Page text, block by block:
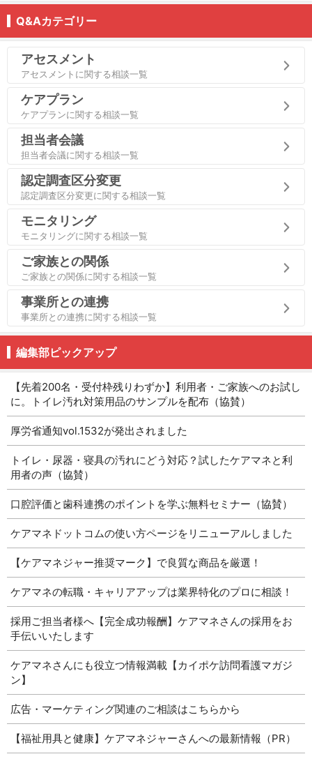
Q&Aカテゴリー
アセスメント
アセスメントに関する相談一覧
ケアプラン
ケアプランに関する相談一覧
担当者会議
担当者会議に関する相談一覧
認定調査区分変更
認定調査区分変更に関する相談一覧
モニタリング
モニタリングに関する相談一覧
ご家族との関係
ご家族との関係に関する相談一覧
事業所との連携
事業所との連携に関する相談一覧
編集部ピックアップ
【先着200名・受付枠残りわずか】利用者・ご家族へのお試し
に。トイレ汚れ対策用品のサンプルを配布（協賛）
厚労省通知vol.1532が発出されました
トイレ・尿器・寝具の汚れにどう対応？試したケアマネと利
用者の声（協賛）
口腔評価と歯科連携のポイントを学ぶ無料セミナー（協賛）
ケアマネドットコムの使い方ページをリニューアルしました
【ケアマネジャー推奨マーク】で良質な商品を厳選！
ケアマネの転職・キャリアアップは業界特化のプロに相談！
採用ご担当者様へ【完全成功報酬】ケアマネさんの採用をお
手伝いいたします
ケアマネさんにも役立つ情報満載【カイポケ訪問看護マガジ
ン】
広告・マーケティング関連のご相談はこちらから
【福祉用具と健康】ケアマネジャーさんへの最新情報（PR）